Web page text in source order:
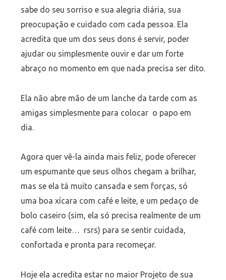
sabe do seu sorriso e sua alegria diária, sua
preocupação e cuidado com cada pessoa. Ela
acredita que um dos seus dons é servir, poder
ajudar ou simplesmente ouvir e dar um forte
abraço no momento em que nada precisa ser dito.
Ela não abre mão de um lanche da tarde com as
amigas simplesmente para colocar o papo em
dia.
Agora quer vê-la ainda mais feliz, pode oferecer
um espumante que seus olhos chegam a brilhar,
mas se ela tá muito cansada e sem forças, só
uma boa xícara com café e leite, e um pedaço de
bolo caseiro (sim, ela só precisa realmente de um
café com leite… rsrs) para se sentir cuidada,
confortada e pronta para recomeçar.
Hoje ela acredita estar no maior Projeto de sua